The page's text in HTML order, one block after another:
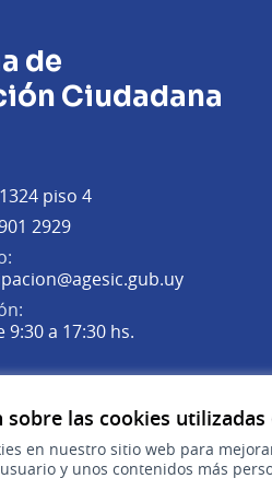
las cookies utilizadas
en nuestro sitio web para
y unos contenidos más
de
Ciudadana
piso 4
2929
(Abrir en
9:30 a 17:30 hs.